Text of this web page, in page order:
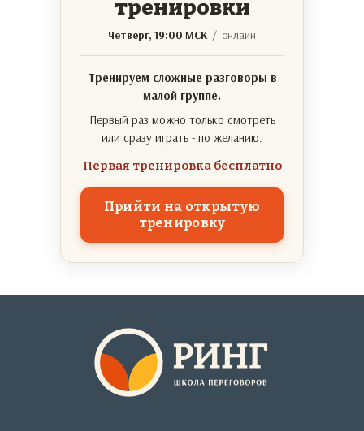
тренировки
Четверг, 19:00 МСК / онлайн
Тренируем сложные разговоры в
малой группе.
Первый раз можно только смотреть
или сразу играть - по желанию.
Первая тренировка бесплатно
Прийти на открытую
тренировку